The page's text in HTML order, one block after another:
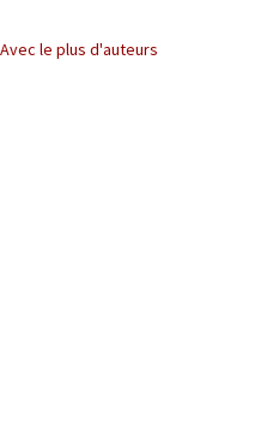
Avec le plus d'auteurs